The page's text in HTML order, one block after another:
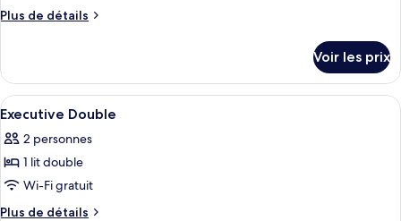
Plus de détails
Plus
le
type
de
Chambre
Voir les prix
Afficher
toutes
les
photos
pour
ce
Une chambre d’hôtel avec un lit, un
1
Executive Double
2 personnes
1 lit double
Wi-Fi gratuit
Plus de détails
Plus